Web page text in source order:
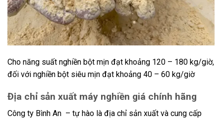
Cho năng suất nghiền bột mịn đạt khoảng 120 – 180 kg/giờ,
đối với nghiền bột siêu mịn đạt khoảng 40 – 60 kg/giờ
Địa chỉ sản xuất máy nghiền giá chính hãng
Công ty Bình An – tự hào là địa chỉ sản xuất và cung cấp